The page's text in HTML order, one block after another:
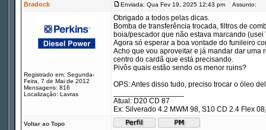
Bradock Enviada: Qua Fev 19, 2025 12:43 pm Assunto:
Registrado em: Segunda-
Feira, 7 de Mai de 2012
Mensagens: 816
Localização: Lavras
Obrigado a todos pelas dicas.
Bomba de transferência trocada, filtros de
boia/pescador que não estava marcando
Agora só esperar a boa vontade do funileiro
Acho que vou aproveitar e já mandar dar uma
centro do cardã que está precisando.
Pivôs quais estão sendo os menor ruins?
OPS: Antes disso tudo, preciso trocar o óleo
Atual: D20 CD 87
Ex: Silverado 4.2 MWM 98, S10 CD 2.4 Flex
Voltar ao Topo